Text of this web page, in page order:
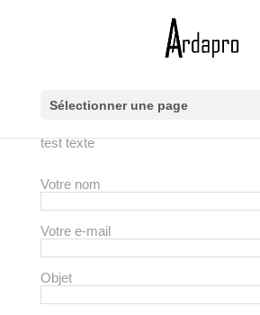
Sélectionner une page
test texte
Votre nom
Votre e-mail
Objet